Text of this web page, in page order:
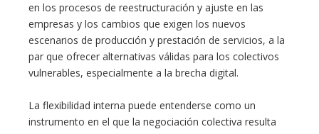
en los procesos de reestructuración y ajuste en las
empresas y los cambios que exigen los nuevos
escenarios de producción y prestación de servicios, a la
par que ofrecer alternativas válidas para los colectivos
vulnerables, especialmente a la brecha digital.
La flexibilidad interna puede entenderse como un
instrumento en el que la negociación colectiva resulta